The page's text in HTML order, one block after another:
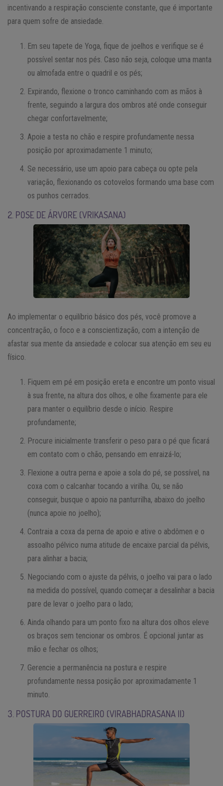
incentivando a respiração consciente constante, que é importante
para quem sofre de ansiedade.
Em seu tapete de Yoga, fique de joelhos e verifique se é
possível sentar nos pés. Caso não seja, coloque uma manta
ou almofada entre o quadril e os pés;
Expirando, flexione o tronco caminhando com as mãos à
frente, seguindo a largura dos ombros até onde conseguir
chegar confortavelmente;
Apoie a testa no chão e respire profundamente nessa
posição por aproximadamente 1 minuto;
Se necessário, use um apoio para cabeça ou opte pela
variação, flexionando os cotovelos formando uma base com
os punhos cerrados.
2. POSE DE ÁRVORE (VRIKASANA)
Ao implementar o equilíbrio básico dos pés, você promove a
concentração, o foco e a conscientização, com a intenção de
afastar sua mente da ansiedade e colocar sua atenção em seu eu
físico.
Fiquem em pé em posição ereta e encontre um ponto visual
à sua frente, na altura dos olhos, e olhe fixamente para ele
para manter o equilíbrio desde o início. Respire
profundamente;
Procure inicialmente transferir o peso para o pé que ficará
em contato com o chão, pensando em enraizá-lo;
Flexione a outra perna e apoie a sola do pé, se possível, na
coxa com o calcanhar tocando a virilha. Ou, se não
conseguir, busque o apoio na panturrilha, abaixo do joelho
(nunca apoie no joelho);
Contraia a coxa da perna de apoio e ative o abdômen e o
assoalho pélvico numa atitude de encaixe parcial da pélvis,
para alinhar a bacia;
Negociando com o ajuste da pélvis, o joelho vai para o lado
na medida do possível, quando começar a desalinhar a bacia
pare de levar o joelho para o lado;
Ainda olhando para um ponto fixo na altura dos olhos eleve
os braços sem tencionar os ombros. É opcional juntar as
mão e fechar os olhos;
Gerencie a permanência na postura e respire
profundamente nessa posição por aproximadamente 1
minuto.
3. POSTURA DO GUERREIRO (VIRABHADRASANA II)